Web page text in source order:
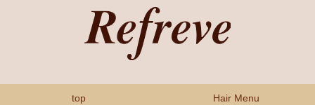
top Hair Menu